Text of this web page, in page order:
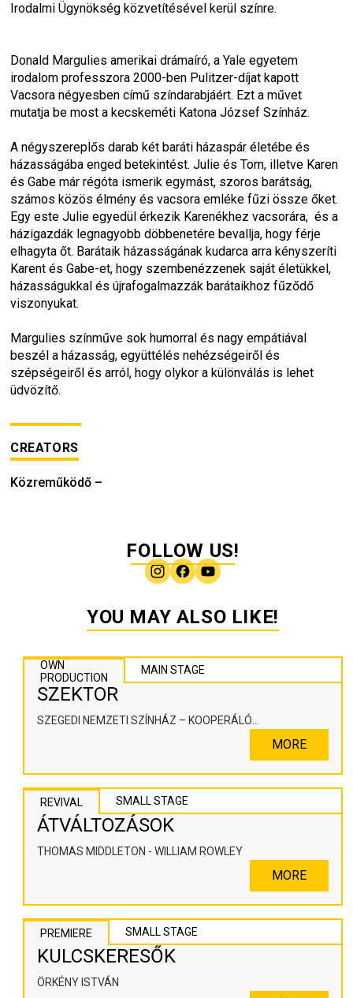
Irodalmi Ügynökség közvetítésével kerül színre.
Donald Margulies amerikai drámaíró, a Yale egyetem
irodalom professzora 2000-ben Pulitzer-díjat kapott
Vacsora négyesben című színdarabjáért. Ezt a művet
mutatja be most a kecskeméti Katona József Színház.
A négyszereplős darab két baráti házaspár életébe és
házasságába enged betekintést. Julie és Tom, illetve Karen
és Gabe már régóta ismerik egymást, szoros barátság,
számos közös élmény és vacsora emléke fűzi össze őket.
Egy este Julie egyedül érkezik Karenékhez vacsorára,  és a
házigazdák legnagyobb döbbenetére bevallja, hogy férje
elhagyta őt. Barátaik házasságának kudarca arra kényszeríti
Karent és Gabe-et, hogy szembenézzenek saját életükkel,
házasságukkal és újrafogalmazzák barátaikhoz fűződő
viszonyukat.
Margulies színműve sok humorral és nagy empátiával
beszél a házasság, együttélés nehézségeiről és
szépségeiről és arról, hogy olykor a különválás is lehet
üdvözítő.
CREATORS
Közreműködő –
FOLLOW US!
YOU MAY ALSO LIKE!
OWN
PRODUCTION
MAIN STAGE
SZEKTOR
SZEGEDI NEMZETI SZÍNHÁZ – KOOPERÁLÓ
MORE
REVIVAL SMALL STAGE
ÁTVÁLTOZÁSOK
THOMAS MIDDLETON - WILLIAM ROWLEY
MORE
PREMIERE SMALL STAGE
KULCSKERESŐK
ÖRKÉNY ISTVÁN